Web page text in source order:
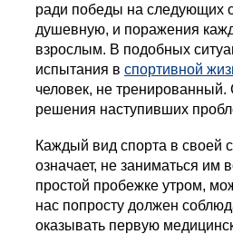
ради победы на следующих
душевную, и поражения
взрослым. В подобных
испытания в спортивной
человек, не
решения наступивших
Каждый вид спорта в своей
означает, не заниматься им
простой пробежке утром,
нас попросту должен
оказывать первую